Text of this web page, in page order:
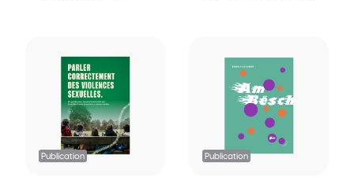
Publication Publication